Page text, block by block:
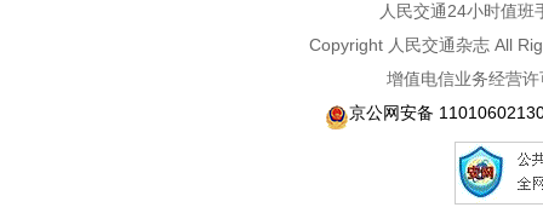
人民交通24小时值
Copyright 人民交通杂志 All
增值电信业务经营
京公网安备